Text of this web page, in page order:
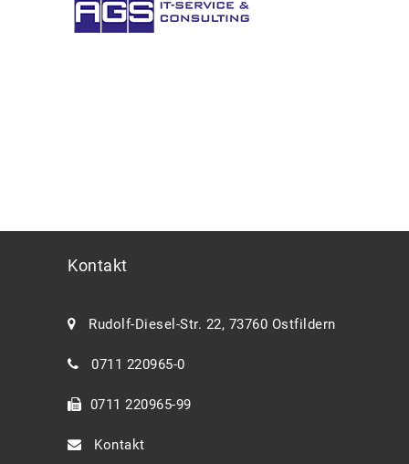
Kontakt
Rudolf-Diesel-Str. 22, 73760 Ostfildern
0711 220965-0
0711 220965-99
Kontakt